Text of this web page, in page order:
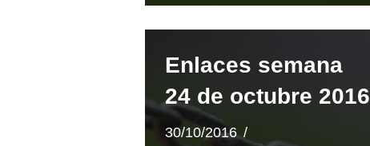
Enlaces semana
24 de octubre 2016
30/10/2016